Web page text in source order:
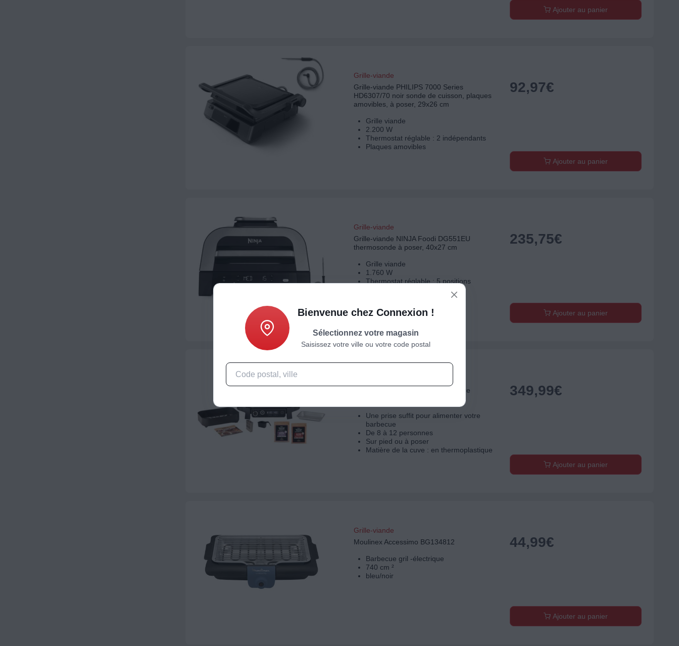
Ajouter au panier
Grille-viande
Grille-viande PHILIPS 7000 Series
HD6307/70 noir sonde de cuisson, plaques
amovibles, à poser, 29x26 cm
Grille viande
2.200 W
Thermostat réglable : 2 indépendants
Plaques amovibles
92,97€
Ajouter au panier
Grille-viande
Grille-viande NINJA Foodi DG551EU
thermosonde à poser, 40x27 cm
Grille viande
1.760 W
Thermostat réglable : 5 positions
235,75€
Ajouter au panier
Barbecue électrique NINJA Woodfire
Une prise suffit pour alimenter votre
barbecue
De 8 à 12 personnes
Sur pied ou à poser
Matière de la cuve : en thermoplastique
349,99€
Ajouter au panier
Grille-viande
Moulinex Accessimo BG134812
Barbecue gril -électrique
740 cm ²
bleu/noir
44,99€
Ajouter au panier
Bienvenue chez Connexion !
Sélectionnez votre magasin
Saisissez votre ville ou votre code postal